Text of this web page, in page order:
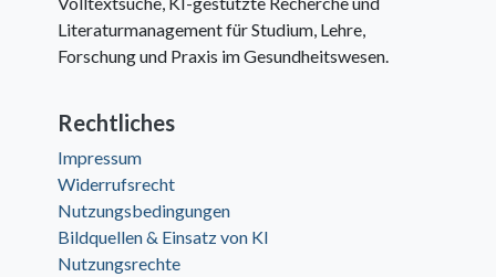
Literaturmanagement für Studium, Lehre,
Forschung und Praxis im Gesundheitswesen.
Rechtliches
Impressum
Widerrufsrecht
Nutzungsbedingungen
Bildquellen & Einsatz von KI
Nutzungsrechte